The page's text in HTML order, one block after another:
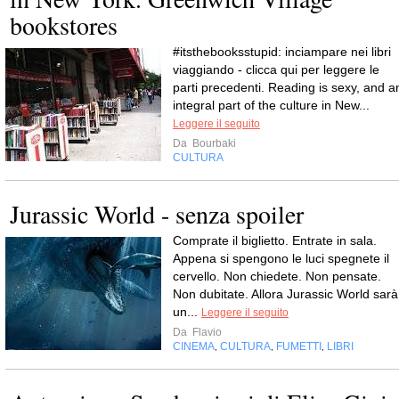
bookstores
#itsthebooksstupid: inciampare nei libri
viaggiando - clicca qui per leggere le
parti precedenti. Reading is sexy, and
integral part of the culture in New...
Leggere il seguito
Da Bourbaki
CULTURA
Jurassic World - senza spoiler
Comprate il biglietto. Entrate in sala.
Appena si spengono le luci spegnete il
cervello. Non chiedete. Non pensate.
Non dubitate. Allora Jurassic World sarà
un...
Leggere il seguito
Da Flavio
CINEMA CULTURA FUMETTI LIBRI